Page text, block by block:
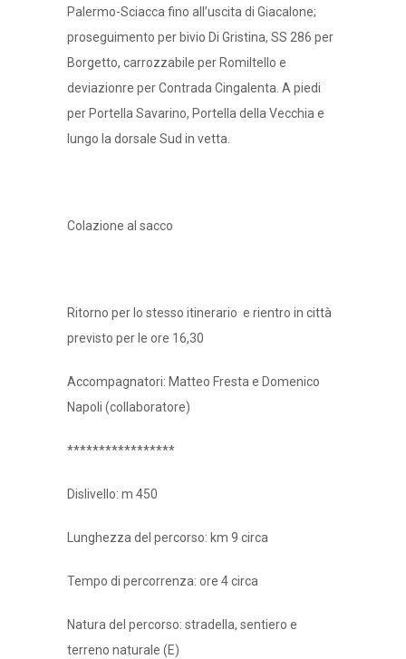
Palermo-Sciacca fino all’uscita di Giacalone;
proseguimento per bivio Di Gristina, SS 286 per
Borgetto, carrozzabile per Romiltello e
deviazionre per Contrada Cingalenta. A piedi
per Portella Savarino, Portella della Vecchia e
lungo la dorsale Sud in vetta.
Colazione al sacco
Ritorno per lo stesso itinerario e rientro in città
previsto per le ore 16,30
Accompagnatori: Matteo Fresta e Domenico
Napoli (collaboratore)
*****************
Dislivello: m 450
Lunghezza del percorso: km 9 circa
Tempo di percorrenza: ore 4 circa
Natura del percorso: stradella, sentiero e
terreno naturale (E)